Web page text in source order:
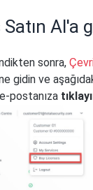
Al'a
sonra,
gidin ve
postanıza